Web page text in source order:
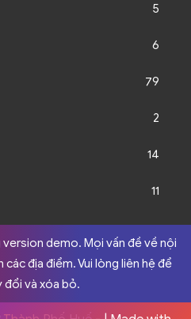
5
6
79
2
14
11
version demo. Mọi vấn đề về nội
các địa điểm. Vui lòng liên hệ để
đổi và xóa bỏ.